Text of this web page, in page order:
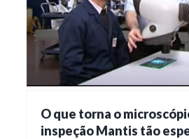
O que torna o
inspeção Mantis tão